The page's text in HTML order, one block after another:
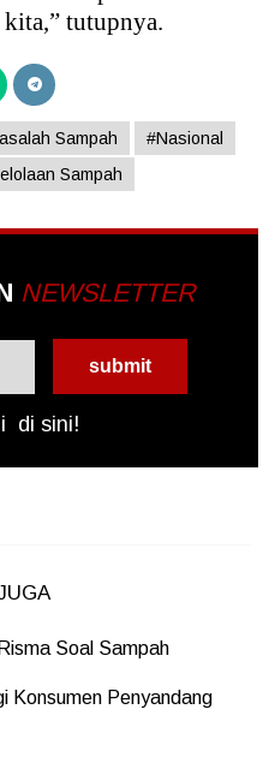
tutupnya.
Sampah
#Nasional
Sampah
NEWSLETTER
di sini!
Soal Sampah
Konsumen Penyandang